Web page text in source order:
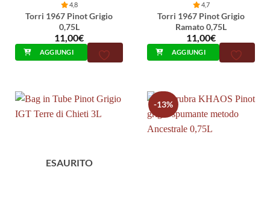
4,8
Torri 1967 Pinot Grigio
0,75L
11,00€
AGGIUNGI
4,7
Torri 1967 Pinot Grigio
Ramato 0,75L
11,00€
AGGIUNGI
ESAURITO
-13%